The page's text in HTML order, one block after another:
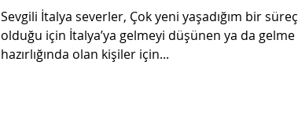
Sevgili İtalya severler, Çok yeni yaşadığım bir süreç
olduğu için İtalya’ya gelmeyi düşünen ya da gelme
hazırlığında olan kişiler için...